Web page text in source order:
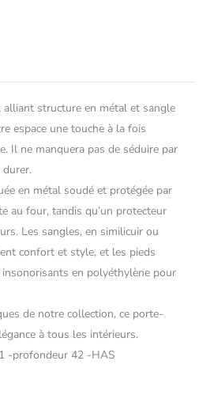
alliant structure en métal et sangle
espace une touche à la fois
Il ne manquera pas de séduire par
en métal soudé et protégée par
au four, tandis qu’un protecteur
Les sangles, en similicuir ou
confort et style, et les pieds
en polyéthylène pour
de notre collection, ce porte-
à tous les intérieurs.
-profondeur 42 -HAS